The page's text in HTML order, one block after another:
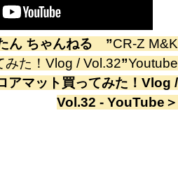
ん ちゃんねる ”CR-Z M&K
みた！Vlog / Vol.32”Youtube
アマット買ってみた！Vlog /
Vol.32 - YouTube ＞